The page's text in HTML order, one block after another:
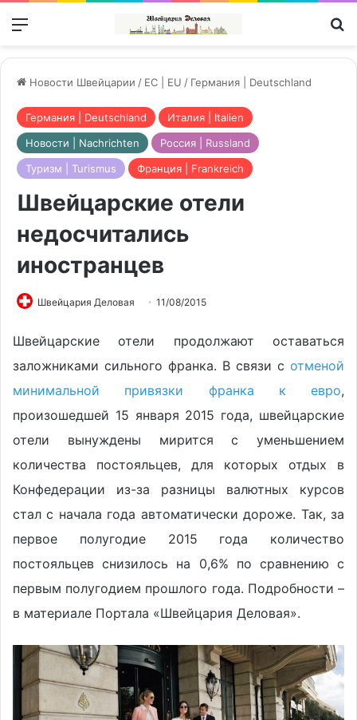
Меню
Новости Швейцарии / ЕС | EU / Германия | Deutschland
Германия | Deutschland
Италия | Italien
Новости | Nachrichten
Россия | Russland
Туризм | Turismus
Франция | Frankreich
Швейцарские отели
недосчитались
иностранцев
Швейцария Деловая 11/08/2015
Швейцарские отели продолжают оставаться
заложниками сильного франка. В связи с отменой
минимальной привязки франка к евро,
произошедшей 15 января 2015 года, швейцарские
отели вынуждены мирится с уменьшением
количества постояльцев, для которых отдых в
Конфедерации из-за разницы валютных курсов
стал с начала года автоматически дороже. Так, за
первое полугодие 2015 года количество
постояльцев снизилось на 0,6% по сравнению с
первым полугодием прошлого года. Подробности –
в материале Портала «Швейцария Деловая».